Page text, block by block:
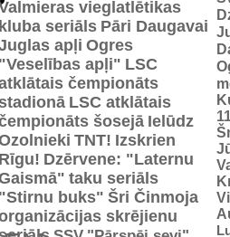
vieglatlētikas
kluba seriāls Pāri Daugavai
apļi Ogres
"Veselības apļi" LSC
čempionāts
stadionā LSC atklātais
šosejā Ielūdz
TNT! Izskrien
Rīgu! Dzērvene: "Laternu
taku seriāls
"Stirnu buks" Šri Činmoja
skrējienu